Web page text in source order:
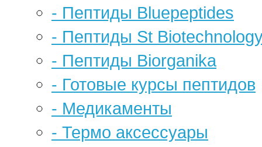
- Пептиды Bluepeptides
- Пептиды St
- Пептиды Biorganika
- Готовые курсы пептидов
- Медикаменты
- Термо аксессуары